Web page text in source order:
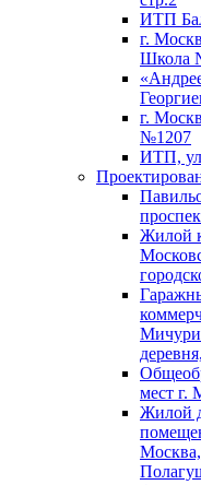
ИТП
г.
Школа
г.
№1207
ИТП,
Жилой
мест г.
Жилой
Москва,